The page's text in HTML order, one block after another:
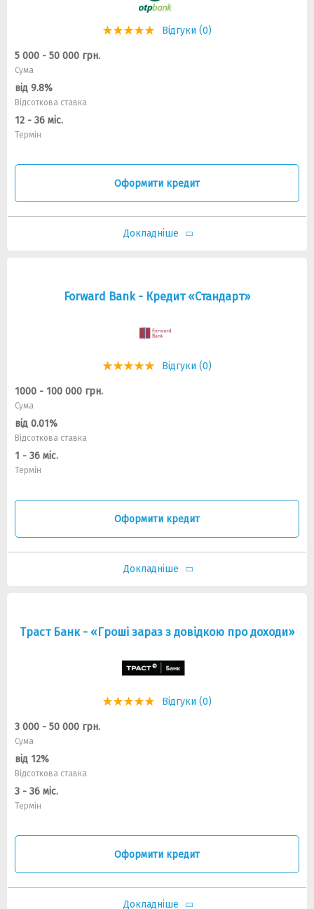
Відгуки (0)
5 000 - 50 000 грн.
Сума
від 9.8%
Відсоткова ставка
12 - 36 міс.
Термін
Оформити кредит
Докладніше
Forward Bank - Кредит «Стандарт»
Відгуки (0)
1000 - 100 000 грн.
Сума
від 0.01%
Відсоткова ставка
1 - 36 міс.
Термін
Оформити кредит
Докладніше
Траст Банк - «Гроші зараз з довідкою про доходи»
Відгуки (0)
3 000 - 50 000 грн.
Сума
від 12%
Відсоткова ставка
3 - 36 міс.
Термін
Оформити кредит
Докладніше